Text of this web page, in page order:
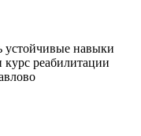
устойчивые навыки
реабилитации